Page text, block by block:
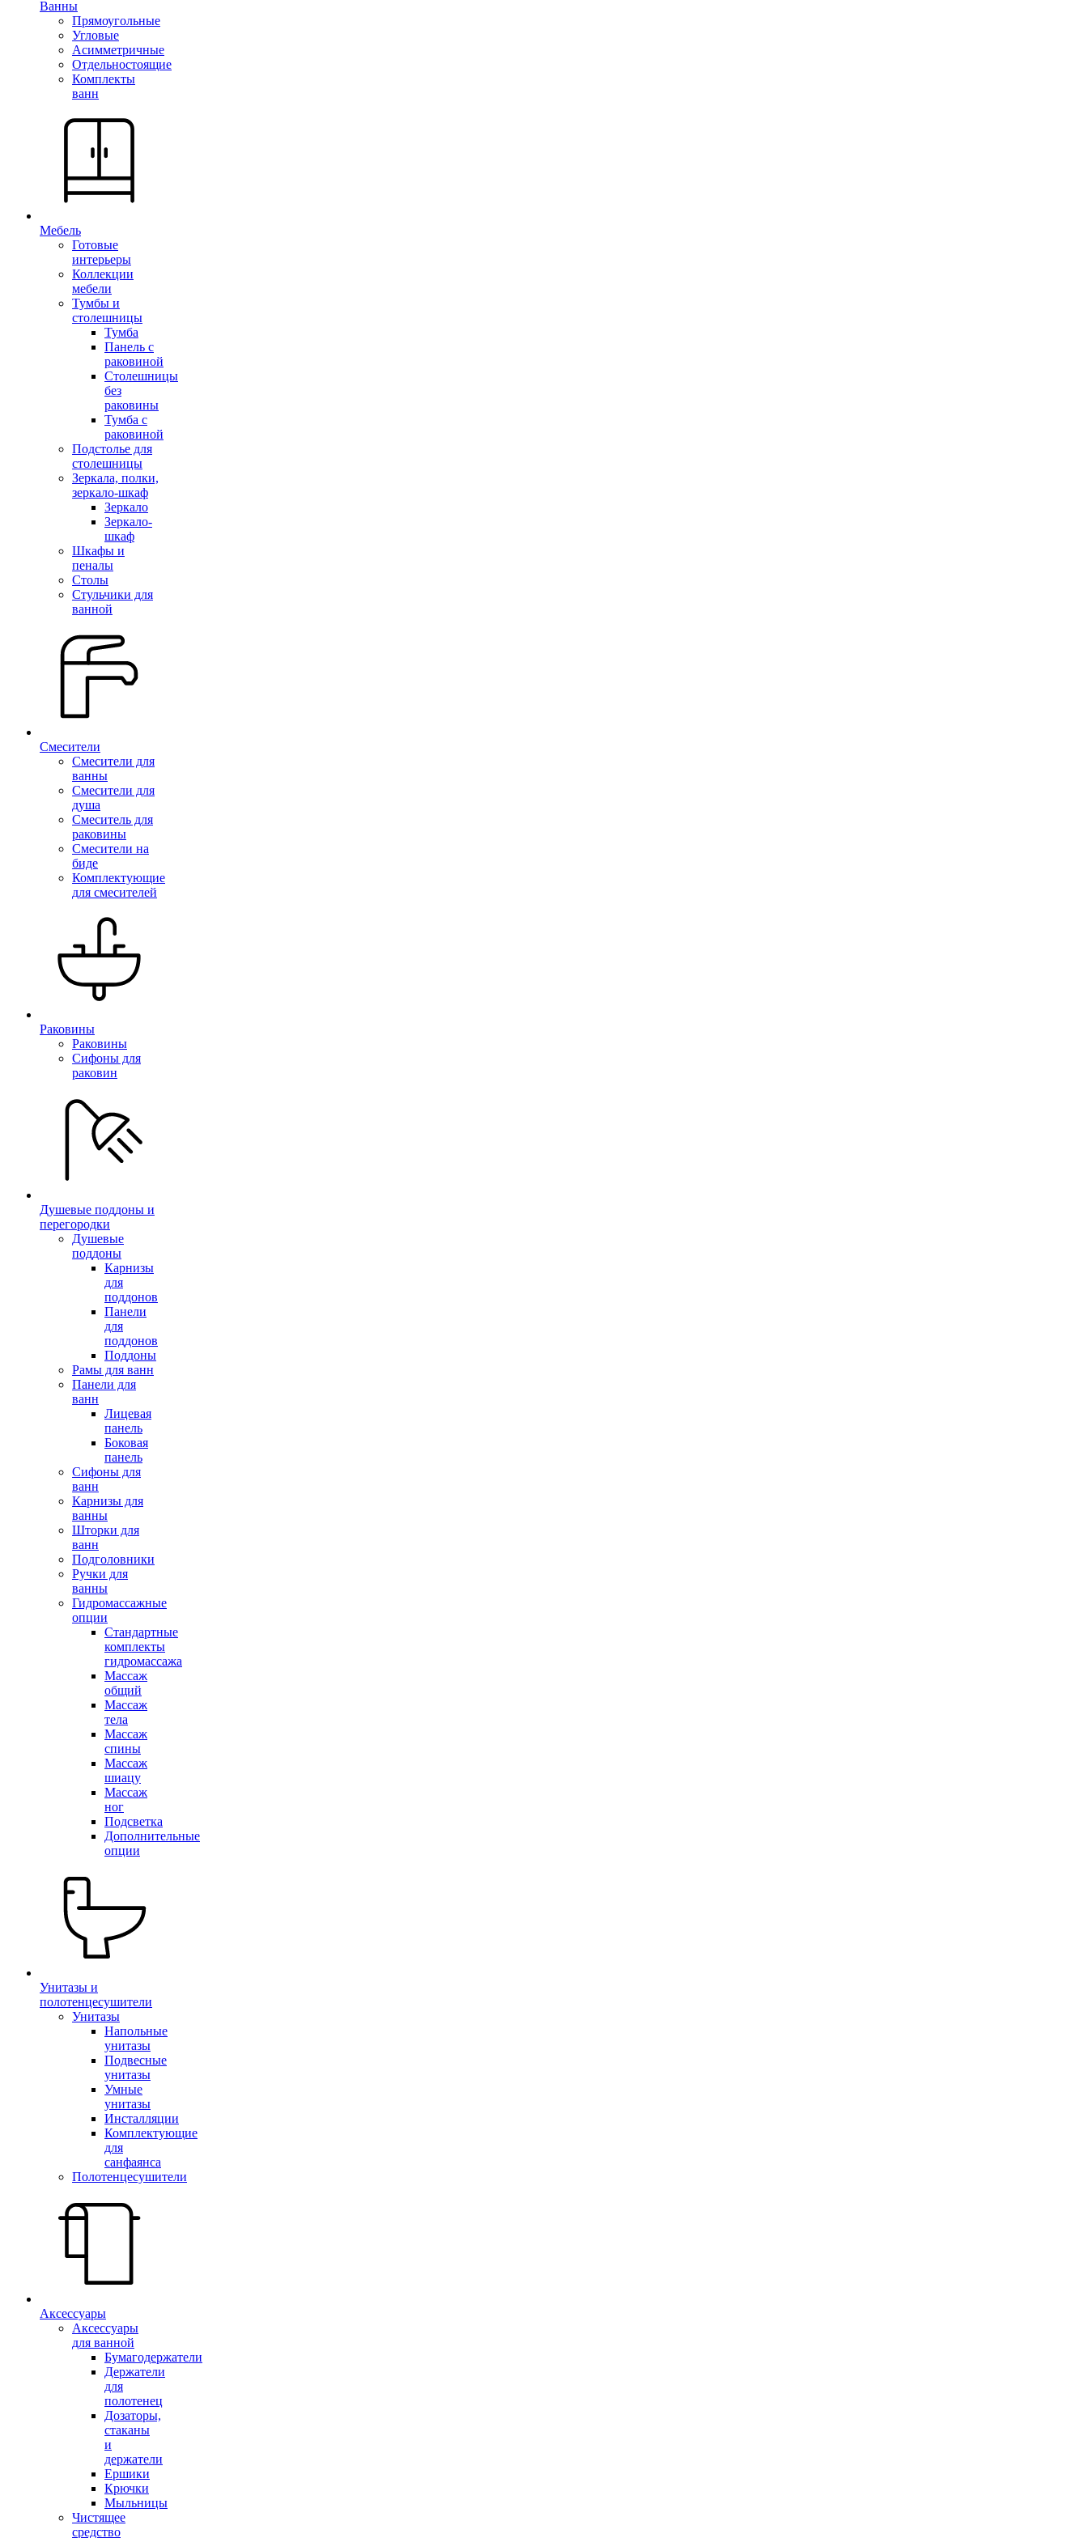
Ванны
Прямоугольные
Угловые
Асимметричные
Отдельностоящие
Комплекты
ванн
Мебель
Готовые
интерьеры
Коллекции
мебели
Тумбы и
столешницы
Тумба
Панель с
раковиной
Столешницы
без
раковины
Тумба с
раковиной
Подстолье для
столешницы
Зеркала, полки,
зеркало-шкаф
Зеркало
Зеркало-
шкаф
Шкафы и
пеналы
Столы
Стульчики для
ванной
Смесители
Смесители для
ванны
Смесители для
душа
Смеситель для
раковины
Смесители на
биде
Комплектующие
для смесителей
Раковины
Раковины
Сифоны для
раковин
Душевые поддоны и
перегородки
Душевые
поддоны
Карнизы
для
поддонов
Панели
для
поддонов
Поддоны
Рамы для ванн
Панели для
ванн
Лицевая
панель
Боковая
панель
Сифоны для
ванн
Карнизы для
ванны
Шторки для
ванн
Подголовники
Ручки для
ванны
Гидромассажные
опции
Стандартные
комплекты
гидромассажа
Массаж
общий
Массаж
тела
Массаж
спины
Массаж
шиацу
Массаж
ног
Подсветка
Дополнительные
опции
Унитазы и
полотенцесушители
Унитазы
Напольные
унитазы
Подвесные
унитазы
Умные
унитазы
Инсталляции
Комплектующие
для
санфаянса
Полотенцесушители
Аксессуары
Аксессуары
для ванной
Бумагодержатели
Держатели
для
полотенец
Дозаторы,
стаканы
и
держатели
Ершики
Крючки
Мыльницы
Чистящее
средство